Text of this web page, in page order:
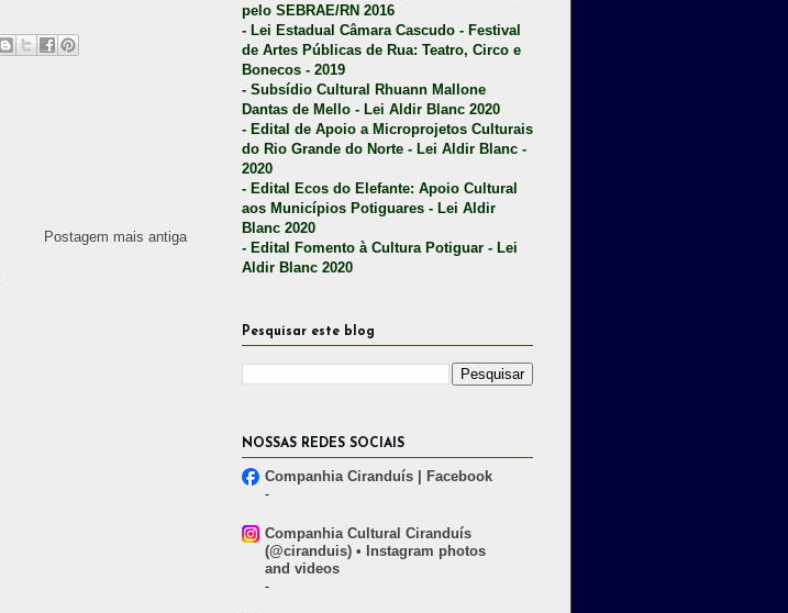
Postagem mais antiga
pelo SEBRAE/RN 2016
- Lei Estadual Câmara Cascudo - Festival
de Artes Públicas de Rua: Teatro, Circo e
Bonecos - 2019
- Subsídio Cultural Rhuann Mallone
Dantas de Mello - Lei Aldir Blanc 2020
- Edital de Apoio a Microprojetos Culturais
do Rio Grande do Norte - Lei Aldir Blanc -
2020
- Edital Ecos do Elefante: Apoio Cultural
aos Municípios Potiguares - Lei Aldir
Blanc 2020
- Edital Fomento à Cultura Potiguar - Lei
Aldir Blanc 2020
Pesquisar este blog
NOSSAS REDES SOCIAIS
Companhia Ciranduís | Facebook
-
Companhia Cultural Ciranduís
(@ciranduis) • Instagram photos
and videos
-